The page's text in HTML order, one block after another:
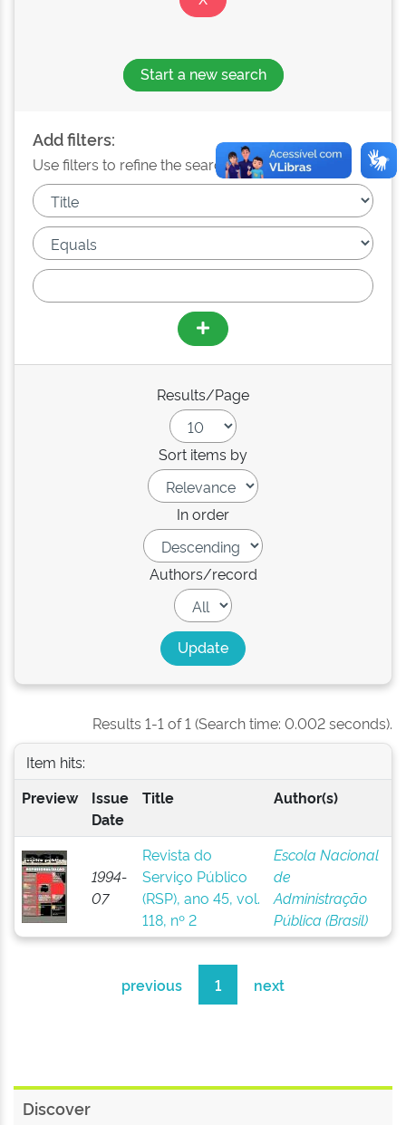
Start a new search
Add filters:
Use filters to refine the search results.
Results/Page
Sort items by
In order
Authors/record
Results 1-1 of 1 (Search time: 0.002 seconds).
Item hits:
Preview
Issue
Date
Title Author(s)
1994-
07
Revista do
Serviço Público
(RSP), ano 45, vol.
118, nº 2
Escola Nacional
de
Administração
Pública (Brasil)
previous 1 next
Discover